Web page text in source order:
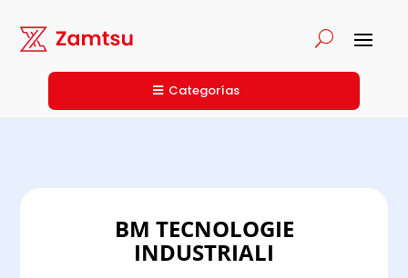
Categorías
BM TECNOLOGIE
INDUSTRIALI